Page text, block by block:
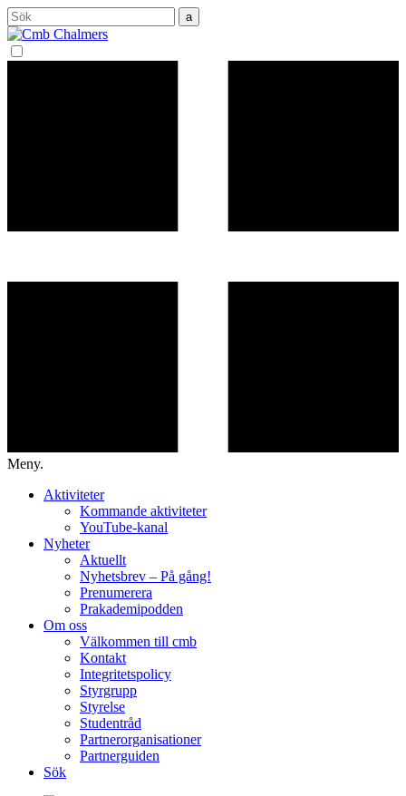
Sök
efter:
Meny.
Aktiviteter
Kommande aktiviteter
YouTube-kanal
Nyheter
Aktuellt
Nyhetsbrev – På gång!
Prenumerera
Prakademipodden
Om oss
Välkommen till cmb
Kontakt
Integritetspolicy
Styrgrupp
Styrelse
Studentråd
Partnerorganisationer
Partnerguiden
Sök